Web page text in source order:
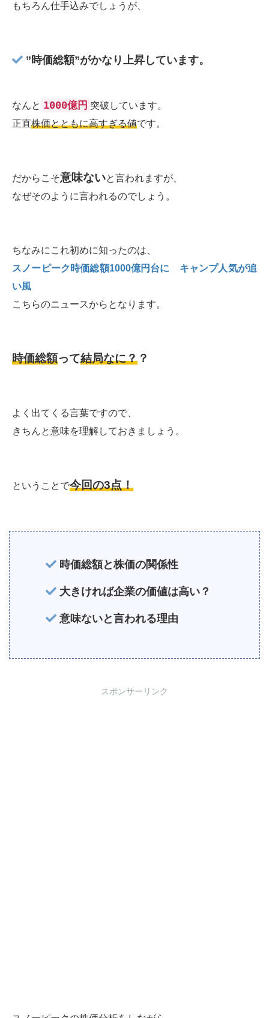
もちろん仕手込みでしょうが、
”時価総額”がかなり上昇しています。
なんと 1000億円 突破しています。
正直株価とともに高すぎる値です。
だからこそ意味ないと言われますが、
なぜそのように言われるのでしょう。
ちなみにこれ初めに知ったのは、
スノーピーク時価総額1000億円台に キャンプ人気が追
い風
こちらのニュースからとなります。
時価総額って結局なに？ ？
よく出てくる言葉ですので、
きちんと意味を理解しておきましょう。
ということで今回の3点！
時価総額と株価の関係性
大きければ企業の価値は高い？
意味ないと言われる理由
スポンサーリンク